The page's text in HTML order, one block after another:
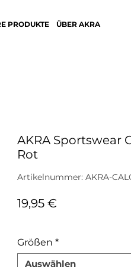
PRODUKTE ÜBER AKRA
AKRA Sportswear
Rot
Artikelnummer: AKRA-
19,95 €
Größen *
Auswählen